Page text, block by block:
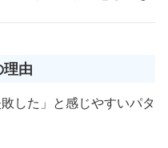
由
した」と感じやすいパタ